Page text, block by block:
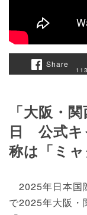
Share
113
「大阪・
日 公式キ
称は「ミャ
2025年日本国
で2025年大阪・